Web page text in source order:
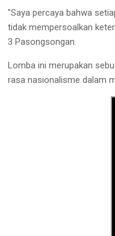
"Saya percaya bahwa
tidak mempersoalkan
3 Pasongsongan.
Lomba ini merupakan
rasa nasionalisme dalam